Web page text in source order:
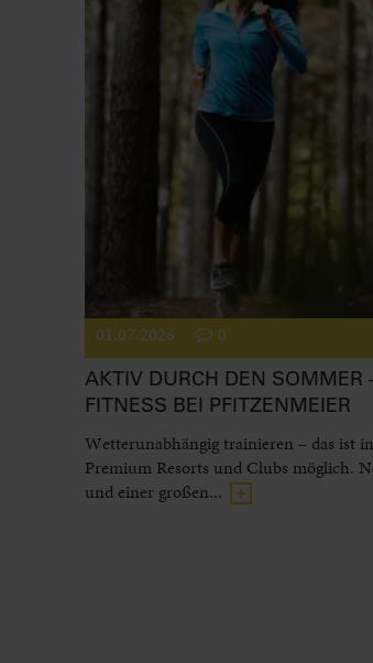
01.07.2026 0
AKTIV DURCH DEN SOMMER
FITNESS BEI PFITZENMEIER
Wetterunabhängig trainieren – das ist
Premium Resorts und Clubs möglich.
und einer großen...